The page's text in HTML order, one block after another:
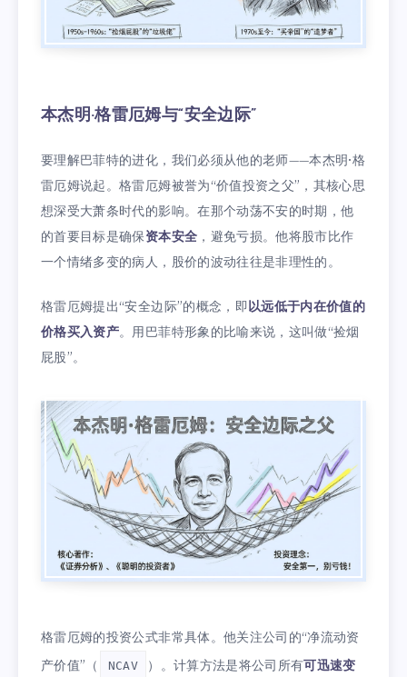
本杰明·格雷厄姆与“安全边际”
要理解巴菲特的进化，我们必须从他的老师——本杰明·格
雷厄姆说起。格雷厄姆被誉为“价值投资之父”，其核心思
想深受大萧条时代的影响。在那个动荡不安的时期，他
的首要目标是确保资本安全 ，避免亏损。他将股市比作
一个情绪多变的病人，股价的波动往往是非理性的。
格雷厄姆提出“安全边际”的概念，即以远低于内在价值的
价格买入资产。用巴菲特形象的比喻来说，这叫做“捡烟
屁股”。
格雷厄姆的投资公式非常具体。他关注公司的“净流动资
产价值”（
NCAV ）。计算方法是将公司所有可迅速变